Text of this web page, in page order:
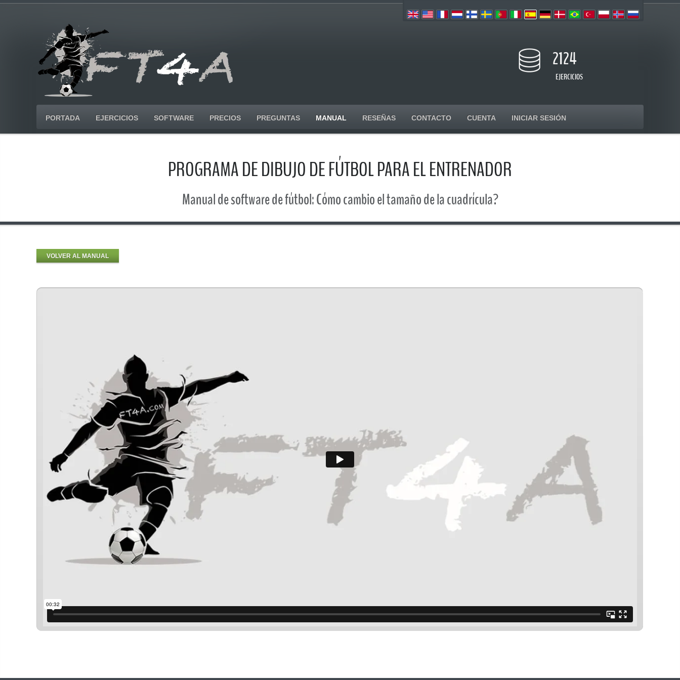
2124
EJERCICIOS
PORTADA EJERCICIOS SOFTWARE PRECIOS PREGUNTAS MANUAL RESEÑAS CONTACTO CUENTA INICIAR SESIÓN
PROGRAMA DE DIBUJO DE FÚTBOL PARA EL ENTRENADOR
Manual de software de fútbol: Cómo cambio el tamaño de la cuadrícula?
VOLVER AL MANUAL